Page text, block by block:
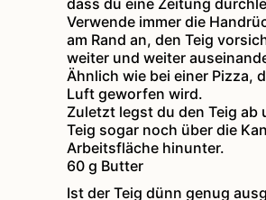
dass du eine Zeitung
Verwende immer die
am Rand an, den Teig
weiter und weiter
Ähnlich wie bei einer Pizza,
Luft geworfen wird.
Zuletzt legst du den Teig ab
Teig sogar noch über die
Arbeitsfläche hinunter.
60 g Butter
Ist der Teig dünn genug